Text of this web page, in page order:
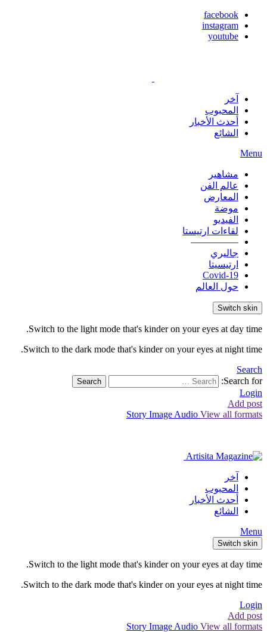
facebook
instagram
youtube
آخر
المحبوب
أحدث الأخبار
الشائع
Menu
مشاهير
عالم الفن
المعارض
موضة
الفيديو
لقاءات ارتيستا
—————
جاليري
ارتيسيتا
Covid-19
حول العالم
Switch skin
Switch to the light mode that's kinder on your eyes at day time.
Switch to the dark mode that's kinder on your eyes at night time.
Search
Search for:
Search
Login
Add post
Story Image Audio View all formats
آخر
المحبوب
أحدث الأخبار
الشائع
Menu
Switch skin
Switch to the light mode that's kinder on your eyes at day time.
Switch to the dark mode that's kinder on your eyes at night time.
Login
Add post
Story Image Audio View all formats